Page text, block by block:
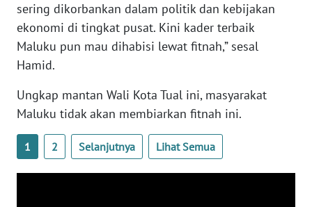
sering dikorbankan dalam politik dan kebijakan
ekonomi di tingkat pusat. Kini kader terbaik
Maluku pun mau dihabisi lewat fitnah,” sesal
Hamid.
Ungkap mantan Wali Kota Tual ini, masyarakat
Maluku tidak akan membiarkan fitnah ini.
1 2 Selanjutnya Lihat Semua
SULTRA
WN
NTB
SULTENG
WN